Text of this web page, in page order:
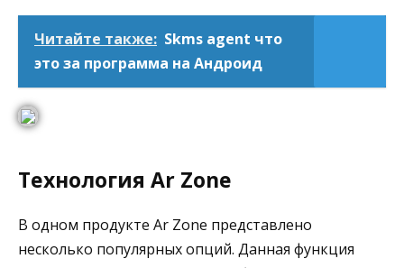
Читайте также: Skms agent что
это за программа на Андроид
Технология Ar Zone
В одном продукте Ar Zone представлено
несколько популярных опций. Данная функция